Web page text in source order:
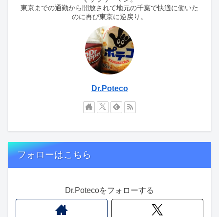
東京までの通勤から開放されて地元の千葉で快適に働いた
のに再び東京に逆戻り。
Dr.Poteco
フォローはこちら
Dr.Potecoをフォローする